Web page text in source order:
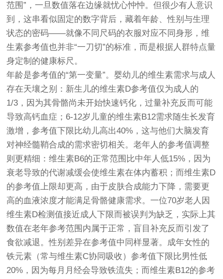
范围”，一旦数值落在边缘就忧心忡忡。但很少有人意识
到，这串看似固定的数字背后，藏着年龄、性别与生理
状态的密码——就像不同尺码的衣服对应不同身形，维
生素参考值也并非“一刀切”的标准，而是根据人群特点量
身定制的健康标尺。
年龄是参考值的“第一变量”。婴幼儿的维生素需求与成人
存在天壤之别：新生儿的维生素D参考值仅为成人的
1/3，因为其骨骼尚未开始快速钙化，过量补充反而可能
导致高钙血症；6-12岁儿童的维生素B12需求随生长发育
激增，参考值下限比幼儿高出40%，这与他们大脑发育
对神经髓鞘合成的需求密切相关。老年人的参考值调整
则更精细：维生素B6的正常范围比中年人低15%，因为
衰老导致的代谢减缓会使维生素在体内蓄积；而维生素D
的参考值上限却更高，由于皮肤合成能力下降，需要更
高的血液浓度才能满足骨骼健康需求。一位70岁老人因
维生素D检测值接近成人下限而被误判为缺乏，实际上其
数值在老年参考范围内属于正常，盲目补充反而引发了
食欲减退。性别差异在参考值中同样显著。成年女性的
铁元素（常与维生素C协同吸收）参考值下限比男性低
20%，因为每月月经会导致铁流失；而维生素B12的参考